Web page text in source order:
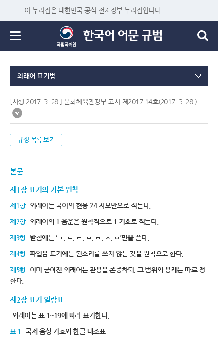
이 누리집은 대한민국 공식 전자정부 누리집입니다.
외래어 표기법
[시행 2017. 3. 28.] 문화체육관광부 고시 제2017-14호(2017. 3. 28.)
규정 목록 보기
본문
제1장 표기의 기본 원칙
제1항 외래어는 국어의 현용 24 자모만으로 적는다.
제2항 외래어의 1 음운은 원칙적으로 1 기호로 적는다.
제3항 받침에는 ‘ㄱ, ㄴ, ㄹ, ㅁ, ㅂ, ㅅ, ㅇ’만을 쓴다.
제4항 파열음 표기에는 된소리를 쓰지 않는 것을 원칙으로 한다.
제5항 이미 굳어진 외래어는 관용을 존중하되, 그 범위와 용례는 따로 정
한다.
제2장 표기 일람표
외래어는 표 1~19에 따라 표기한다.
표 1 국제 음성 기호와 한글 대조표